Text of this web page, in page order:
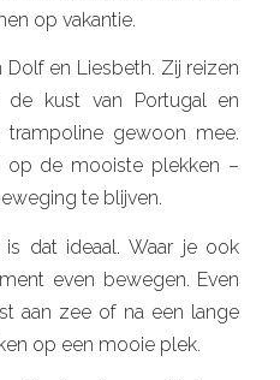
op vakantie.
en Liesbeth. Zij reizen
kust van Portugal en
gewoon mee.
op de mooiste plekken –
te blijven.
dat ideaal. Waar je ook
even bewegen. Even
aan zee of na een lange
op een mooie plek.